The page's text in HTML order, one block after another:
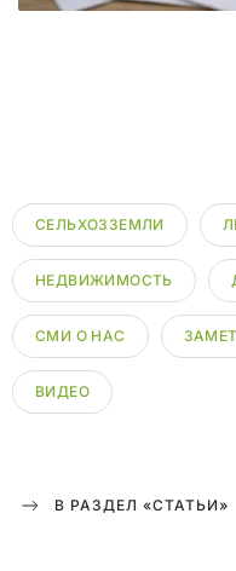
СЕЛЬХОЗЗЕМЛИ
НЕДВИЖИМОСТЬ
СМИ О НАС
ВИДЕО
В РАЗДЕЛ «СТАТЬИ»
л
о
в
о
т
м
о
е
м